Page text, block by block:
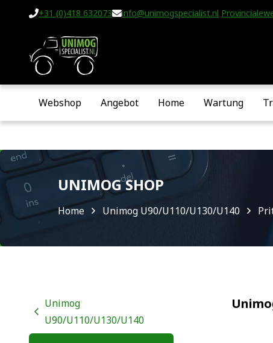
+31 (0)418 632073 info@unimogspecialist.nl
Webshop Angebot Home Wartung
UNIMOG SHOP
Home Unimog U90/U110/U130/U140
Unimog
U90/U110/U130/U140